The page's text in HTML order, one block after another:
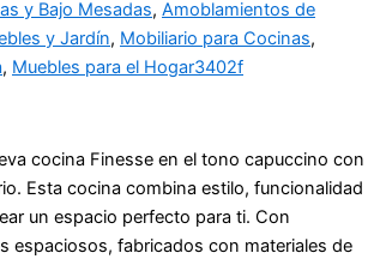
y Bajo Mesadas, Amoblamientos de
y Jardín, Mobiliario para Cocinas,
, Muebles para el Hogar3402f
cocina Finesse en el tono capuccino con
Esta cocina combina estilo, funcionalidad
un espacio perfecto para ti. Con
espaciosos, fabricados con materiales de